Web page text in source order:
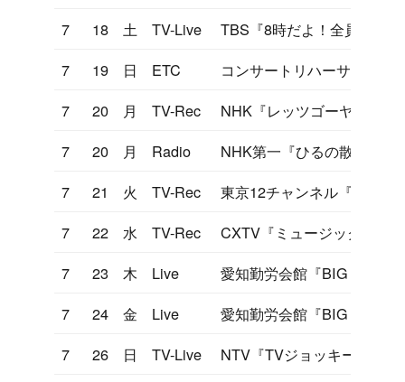
7
18 土 TV-Live
TBS『8時だよ！全員集合』
7
19 日 ETC
コンサートリハーサル
7
20 月 TV-Rec
NHK『レッツゴーヤング』
7
20 月 Radio
NHK第一『ひるの散歩道』
7
21 火 TV-Rec
東京12チャンネル『ヤンヤ
7
22 水 TV-Rec
CXTV『ミュージックフェ
7
23 木 Live
愛知勤労会館『BIG
7
24 金 Live
愛知勤労会館『BIG
7
26 日 TV-Live
NTV『TVジョッキー』